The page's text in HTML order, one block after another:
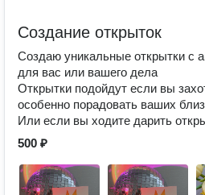
Создание открыток
Создаю уникальные открытки с
для вас или вашего дела
Открытки подойдут если вы
особенно порадовать ваших
Или если вы ходите дарить
500 ₽